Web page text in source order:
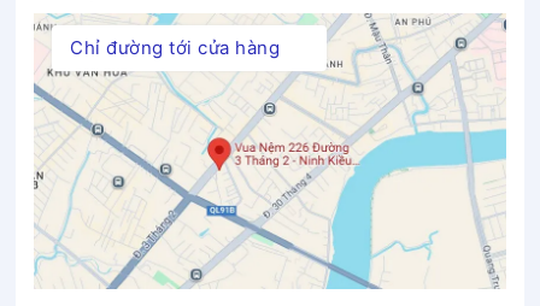
Chỉ đường tới cửa hàng